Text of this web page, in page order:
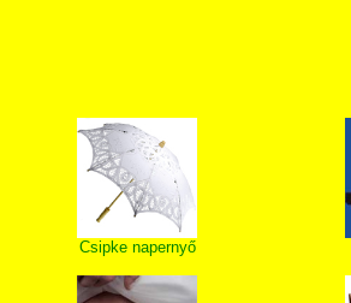
Csipke napernyő